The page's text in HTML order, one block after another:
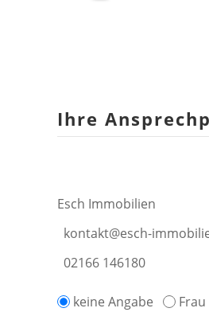
Ihre
Esch Immobilien
kontakt@esch-
02166 146180
keine Angabe Frau